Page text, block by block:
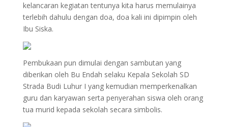
kelancaran kegiatan tentunya kita harus memulainya
terlebih dahulu dengan doa, doa kali ini dipimpin oleh
Ibu Siska.
Pembukaan pun dimulai dengan sambutan yang
diberikan oleh Bu Endah selaku Kepala Sekolah SD
Strada Budi Luhur I yang kemudian memperkenalkan
guru dan karyawan serta penyerahan siswa oleh orang
tua murid kepada sekolah secara simbolis.